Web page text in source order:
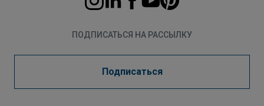
ПОДПИСАТЬСЯ НА РАССЫЛКУ
Подписаться